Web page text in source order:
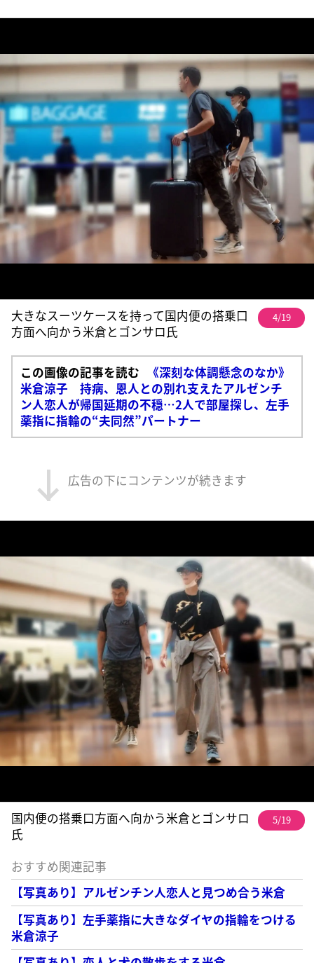
大きなスーツケースを持って国内便の搭乗口
方面へ向かう米倉とゴンサロ氏
4/19
この画像の記事を読む
《深刻な体調懸念のなか》
米倉涼子 持病、恩人との別れ支えたアルゼンチ
ン人恋人が帰国延期の不穏…2人で部屋探し、左手
薬指に指輪の“夫同然”パートナー
広告の下にコンテンツが続きます
国内便の搭乗口方面へ向かう米倉とゴンサロ
氏
5/19
おすすめ関連記事
【写真あり】アルゼンチン人恋人と見つめ合う米倉
【写真あり】左手薬指に大きなダイヤの指輪をつける
米倉涼子